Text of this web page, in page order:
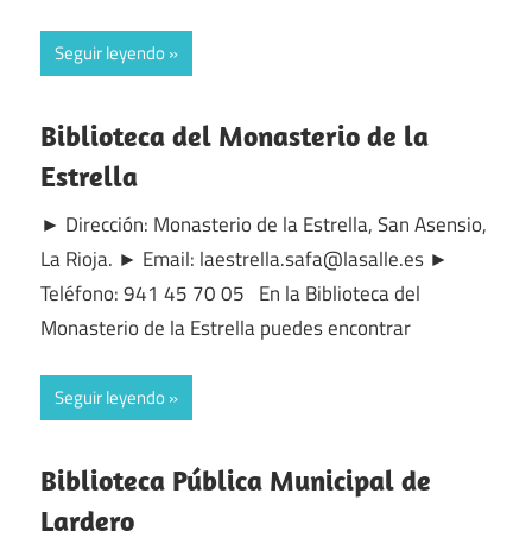
Seguir leyendo
Biblioteca del Monasterio de la
Estrella
► Dirección: Monasterio de la Estrella, San Asensio,
La Rioja. ► Email: laestrella.safa@lasalle.es ►
Teléfono: 941 45 70 05 En la Biblioteca del
Monasterio de la Estrella puedes encontrar
Seguir leyendo
Biblioteca Pública Municipal de
Lardero